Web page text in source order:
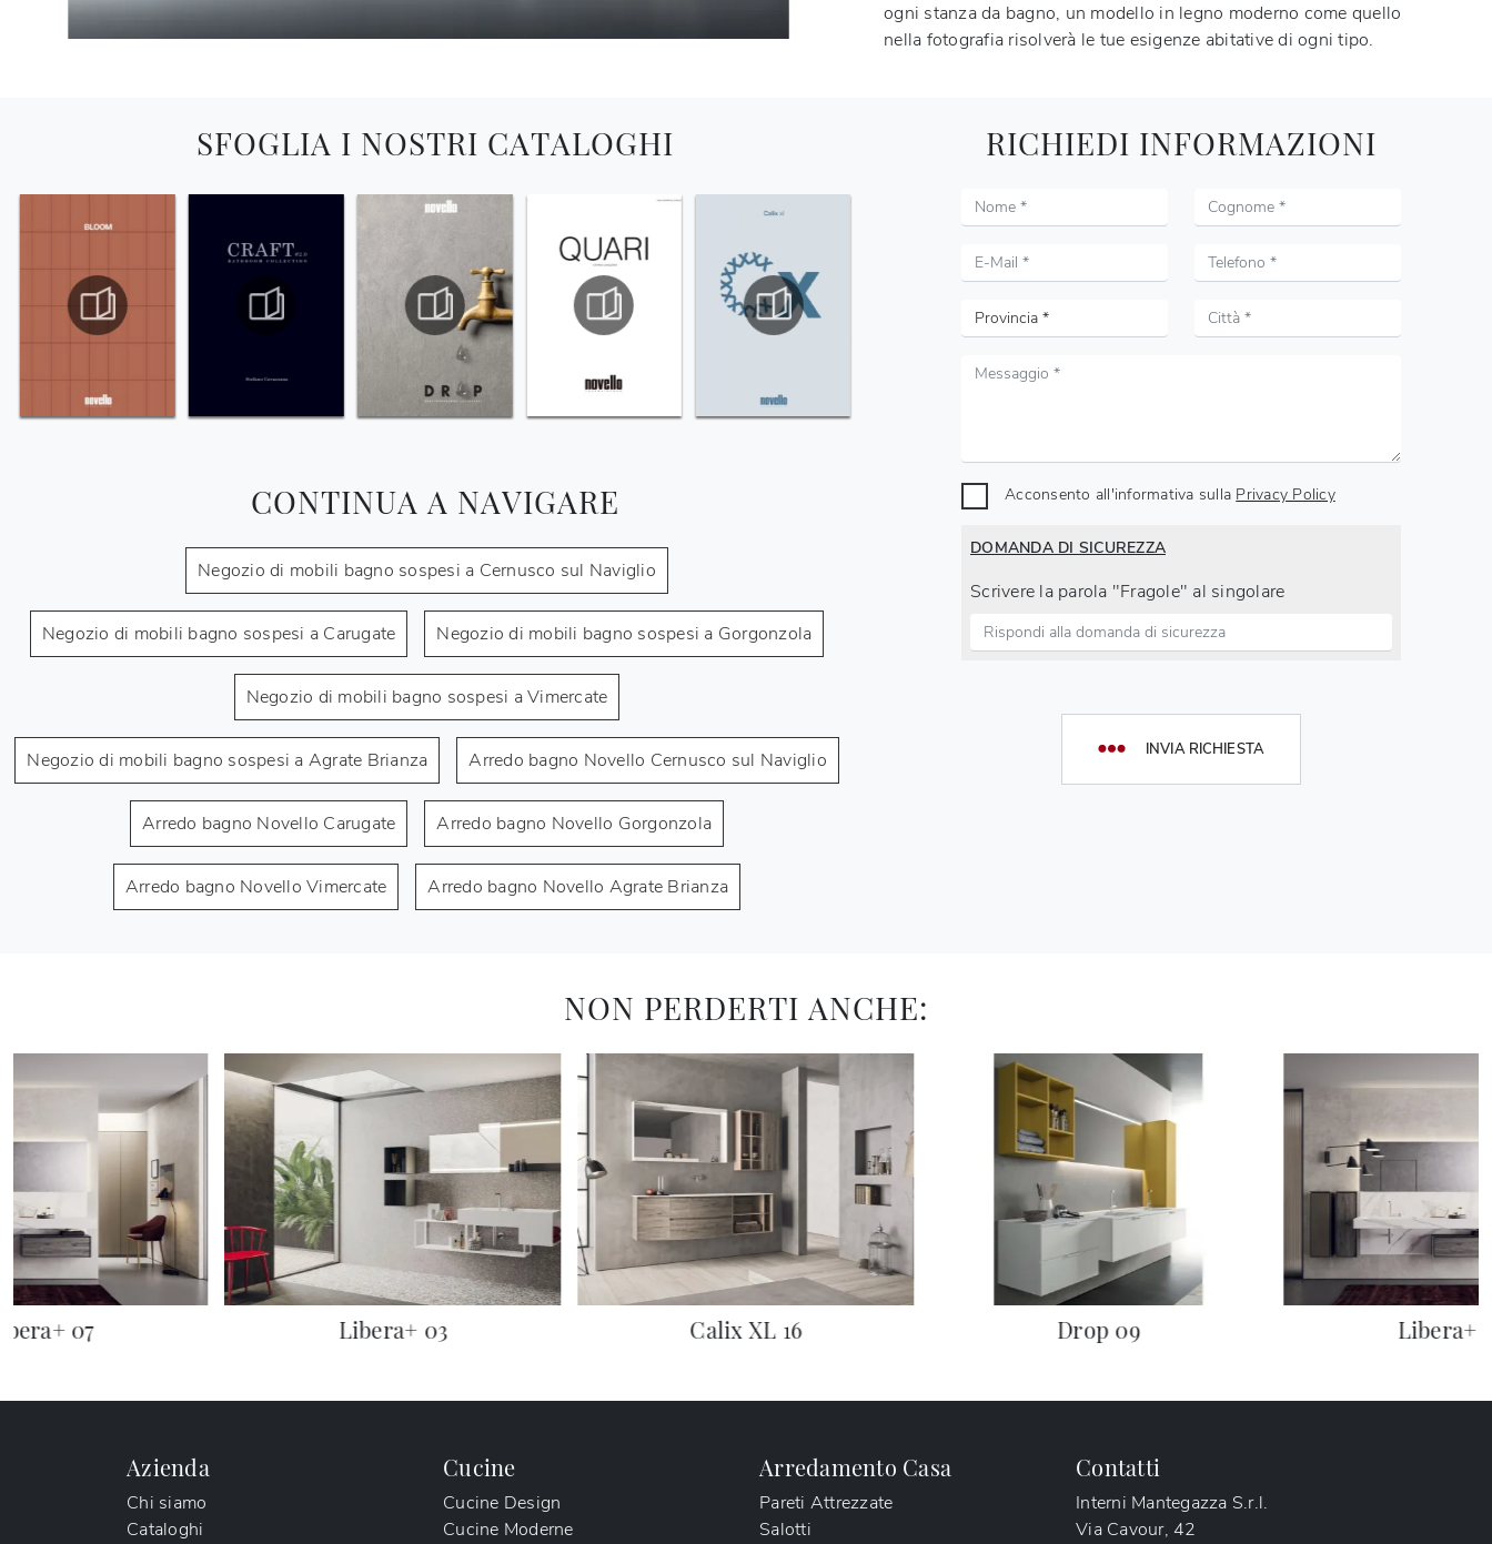
ogni stanza da bagno, un modello in legno moderno come quello
nella fotografia risolverà le tue esigenze abitative di ogni tipo.
SFOGLIA I NOSTRI CATALOGHI
CONTINUA A NAVIGARE
Negozio di mobili bagno sospesi a Cernusco sul Naviglio
Negozio di mobili bagno sospesi a Carugate Negozio di mobili bagno sospesi a Gorgonzola
Negozio di mobili bagno sospesi a Vimercate
Negozio di mobili bagno sospesi a Agrate Brianza Arredo bagno Novello Cernusco sul Naviglio
Arredo bagno Novello Carugate Arredo bagno Novello Gorgonzola
Arredo bagno Novello Vimercate Arredo bagno Novello Agrate Brianza
RICHIEDI INFORMAZIONI
Acconsento all'informativa sulla Privacy Policy
DOMANDA DI SICUREZZA
Scrivere la parola "Fragole" al singolare
INVIA RICHIESTA
NON PERDERTI ANCHE:
07 Libera+ 03 Calix XL 16 Drop 09 Libera+
Azienda
Chi siamo
Cataloghi
Cucine
Cucine Design
Cucine Moderne
Arredamento Casa
Pareti Attrezzate
Salotti
Contatti
Interni Mantegazza S.r.l.
Via Cavour, 42